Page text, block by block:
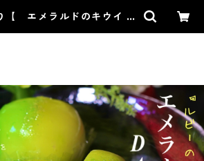
【 エメラルドのキウイ
ルビーのいちごの吉岡製菓
ンショップー和菓子、洋菓
子、スイーツ通販